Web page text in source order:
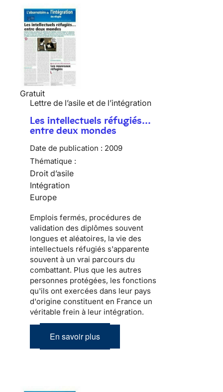
Gratuit
Lettre de l’asile et de l’intégration
Les intellectuels réfugiés…
entre deux mondes
Date de publication : 2009
Thématique :
Droit d’asile
Intégration
Europe
Emplois fermés, procédures de
validation des diplômes souvent
longues et aléatoires, la vie des
intellectuels réfugiés s'apparente
souvent à un vrai parcours du
combattant. Plus que les autres
personnes protégées, les fonctions
qu'ils ont exercées dans leur pays
d'origine constituent en France un
véritable frein à leur intégration.
En savoir plus